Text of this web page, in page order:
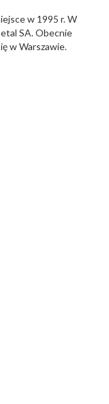
w 1995 r. W
SA. Obecnie
w Warszawie.